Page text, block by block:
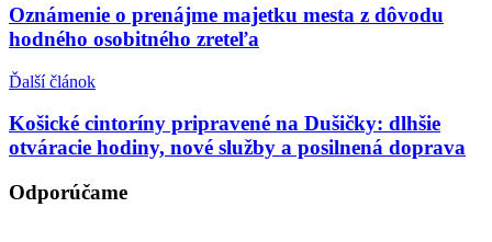
Oznámenie o prenájme majetku mesta z dôvodu
hodného osobitného zreteľa
Ďalší článok
Košické cintoríny pripravené na Dušičky: dlhšie
otváracie hodiny, nové služby a posilnená doprava
Odporúčame